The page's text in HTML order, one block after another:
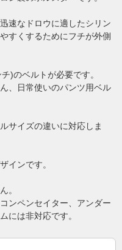
速なドロウに適したシリン
すくするためにフチが外側
)のベルトが必要です。
、日常使いのパンツ用ベル
サイズの違いに対応しま
インです。
。
ンペンセイター、アンダー
には非対応です。